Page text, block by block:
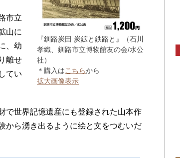
『釧路炭田 炭鉱と鉄路と』（石川
孝織、釧路市立博物館友の会/水公
社）
＊購入はこちらから
拡大画像表示
市立
山に
、幼
離せ
てい
世界記憶遺産にも登録された山本作
から湧き出るように絵と文をつむいだ